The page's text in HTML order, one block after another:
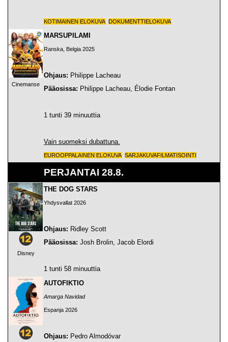
KOTIMAINEN ELOKUVA DOKUMENTTIELOKUVA
Cinemanse
MARSUPILAMI
Ranska, Belgia 2025
Ohjaus: Philippe Lacheau
Pääosissa: Philippe Lacheau, Élodie Fontan
1 tunti 39 minuuttia
Vain suomeksi dubattuna.
EUROOPPALAINEN ELOKUVA SARJAKUVAFILMATISOINTI
PERJANTAI 28.8.
Disney
THE DOG STARS
Yhdysvallat 2026
Ohjaus: Ridley Scott
Pääosissa: Josh Brolin, Jacob Elordi
1 tunti 58 minuuttia
AUTOFIKTIO
Amarga Navidad
Espanja 2026
Ohjaus: Pedro Almodóvar